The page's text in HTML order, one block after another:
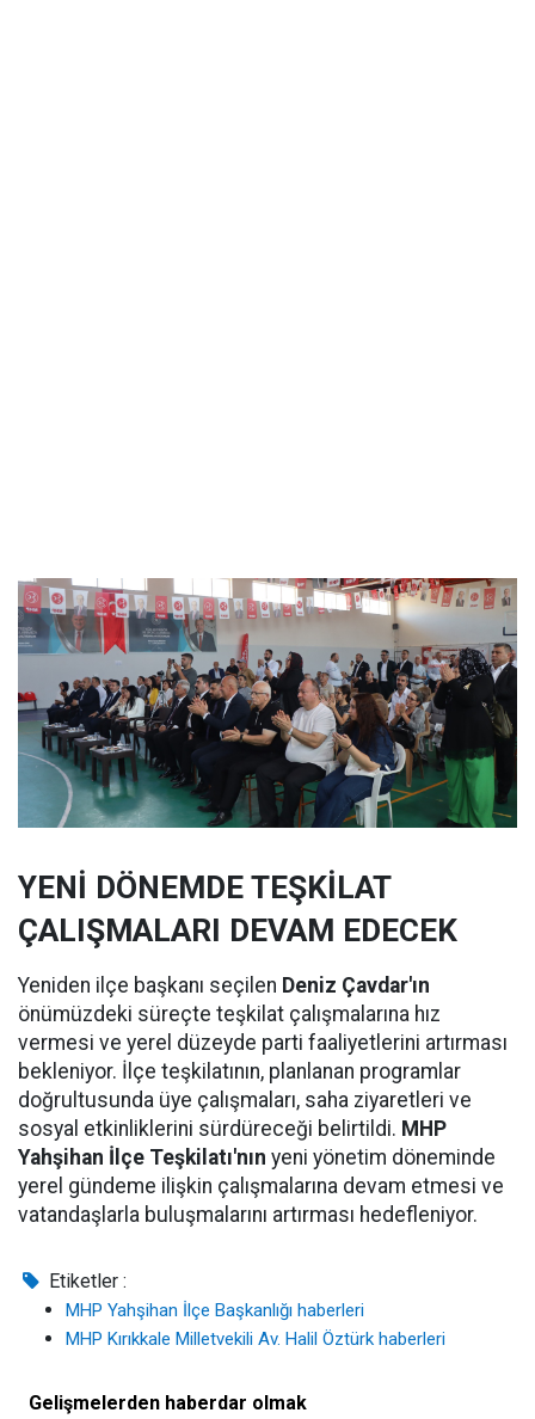
YENİ DÖNEMDE TEŞKİLAT
ÇALIŞMALARI DEVAM EDECEK
Yeniden ilçe başkanı seçilen Deniz Çavdar'ın
önümüzdeki süreçte teşkilat çalışmalarına hız
vermesi ve yerel düzeyde parti faaliyetlerini artırması
bekleniyor. İlçe teşkilatının, planlanan programlar
doğrultusunda üye çalışmaları, saha ziyaretleri ve
sosyal etkinliklerini sürdüreceği belirtildi. MHP
Yahşihan İlçe Teşkilatı'nın yeni yönetim döneminde
yerel gündeme ilişkin çalışmalarına devam etmesi ve
vatandaşlarla buluşmalarını artırması hedefleniyor.
Etiketler :
MHP Yahşihan İlçe Başkanlığı haberleri
MHP Kırıkkale Milletvekili Av. Halil Öztürk haberleri
Gelişmelerden haberdar olmak